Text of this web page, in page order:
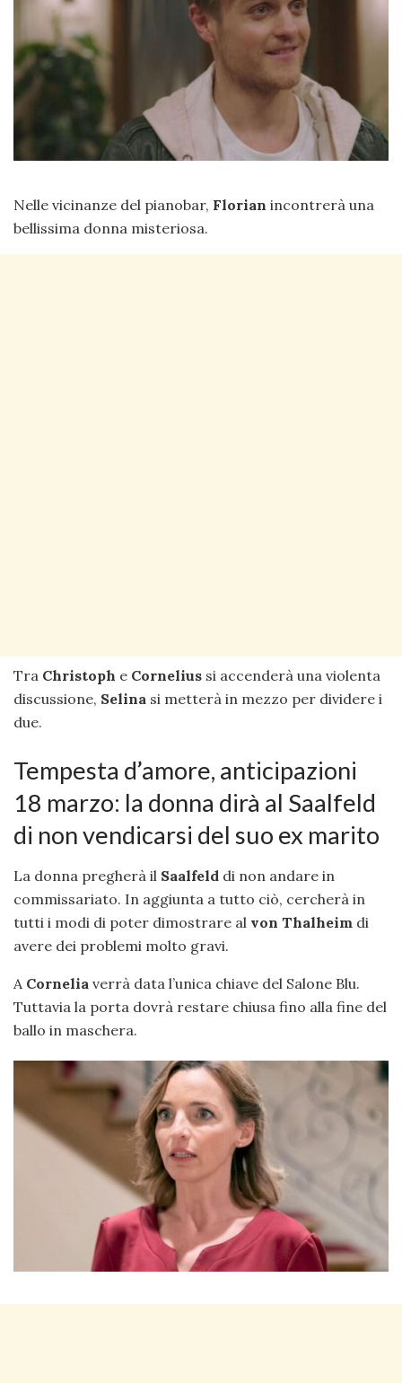
Nelle vicinanze del pianobar, Florian incontrerà una
bellissima donna misteriosa.
Tra Christoph e Cornelius si accenderà una violenta
discussione, Selina si metterà in mezzo per dividere i
due.
Tempesta d’amore, anticipazioni
18 marzo: la donna dirà al Saalfeld
di non vendicarsi del suo ex marito
La donna pregherà il Saalfeld di non andare in
commissariato. In aggiunta a tutto ciò, cercherà in
tutti i modi di poter dimostrare al von Thalheim di
avere dei problemi molto gravi.
A Cornelia verrà data l’unica chiave del Salone Blu.
Tuttavia la porta dovrà restare chiusa fino alla fine del
ballo in maschera.